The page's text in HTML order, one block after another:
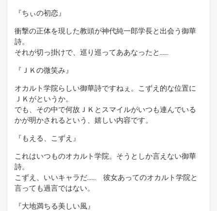
『ちぃの初恋』
衝撃の正体を現した教頭が神代純一郎学長と出会う御華
詩。
それが切っ掛けで、巡り巡ってああなったと……
『ＪＫの微笑み』
オカルト学院らしい御華詩ですねぇ。こずえ的な位置に
ＪＫがというか。
でも、その中で何故ＪＫとスマイルがいつも連んでいる
かが明かされるという、嬉しい内容です。
『もえる、こずえ』
これはいつものオカルト学院。そうとしか言えない御華
詩。
こずえ、いいキャラだ…… 彼女あってのオカルト学院と
言っても過言ではない。
『大地満ちる美しい風』